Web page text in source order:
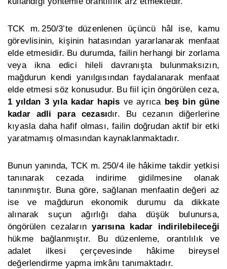
TCK m. 250/3’te düzenlenen üçüncü hâl ise, kamu
görevlisinin, kişinin hatasından yararlanarak menfaat
elde etmesidir. Bu durumda, failin herhangi bir zorlama
veya ikna edici hileli davranışta bulunmaksızın,
mağdurun kendi yanılgısından faydalanarak menfaat
elde etmesi söz konusudur. Bu fiil için öngörülen ceza,
1 yıldan 3 yıla kadar hapis ve ayrıca beş bin güne
kadar adli para cezasıdır. Bu cezanın diğerlerine
kıyasla daha hafif olması, failin doğrudan aktif bir etki
yaratmamış olmasından kaynaklanmaktadır.
Bunun yanında, TCK m. 250/4 ile hâkime takdir yetkisi
tanınarak cezada indirime gidilmesine olanak
tanınmıştır. Buna göre, sağlanan menfaatin değeri az
ise ve mağdurun ekonomik durumu da dikkate
alınarak suçun ağırlığı daha düşük bulunursa,
öngörülen cezalarınyarısına kadar indirilebileceği
hükme bağlanmıştır. Bu düzenleme, orantılılık ve
adalet ilkesi çerçevesinde hâkime bireysel
değerlendirme yapma imkânı tanımaktadır.